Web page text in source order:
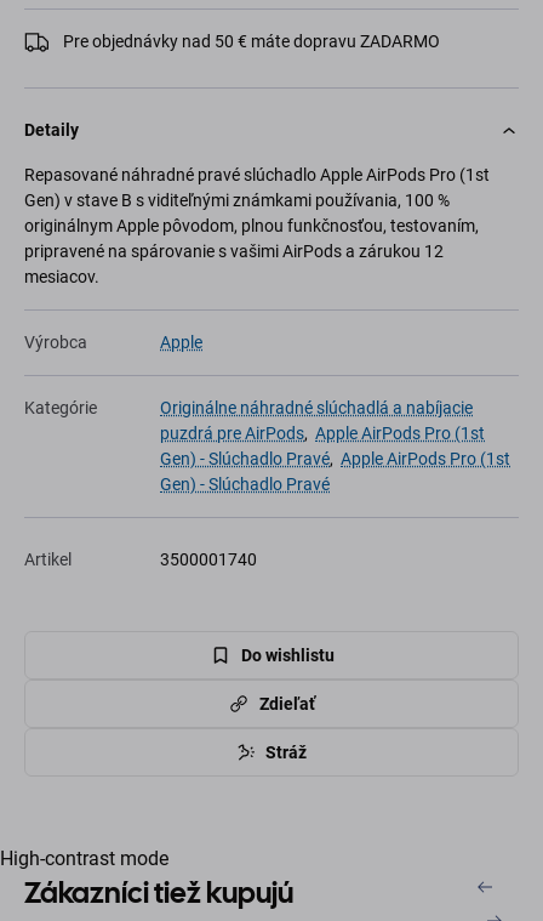
Pre objednávky nad 50 € máte dopravu ZADARMO
Detaily
Repasované náhradné pravé slúchadlo Apple AirPods Pro (1st
Gen) v stave B s viditeľnými známkami používania, 100 %
originálnym Apple pôvodom, plnou funkčnosťou, testovaním,
pripravené na spárovanie s vašimi AirPods a zárukou 12
mesiacov.
Výrobca Apple
Kategórie
Originálne náhradné slúchadlá a nabíjacie
puzdrá pre AirPods, Apple AirPods Pro (1st
Gen) - Slúchadlo Pravé, Apple AirPods Pro (1st
Gen) - Slúchadlo Pravé
Artikel 3500001740
Do wishlistu
Zdieľať
Stráž
High-contrast mode
Zákazníci tiež kupujú